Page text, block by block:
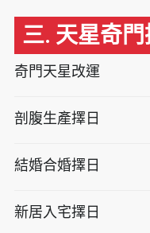
三. 天星奇門
奇門天星改運
剖腹生產擇日
結婚合婚擇日
新居入宅擇日